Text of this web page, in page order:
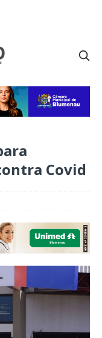
Covid